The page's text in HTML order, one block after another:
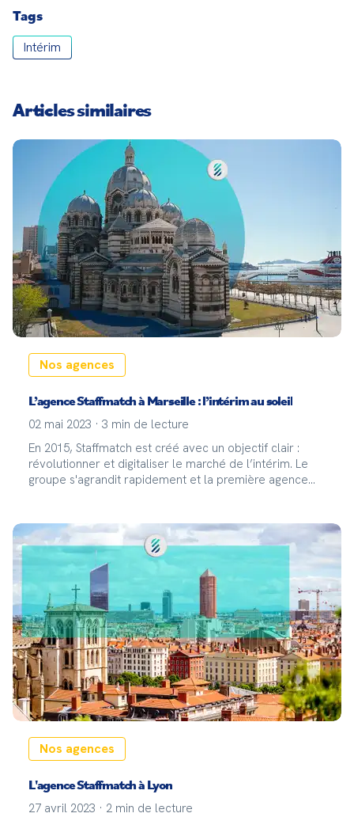
Tags
Intérim
Articles similaires
Nos agences
L’agence Staffmatch à Marseille : l’intérim au soleil
02 mai 2023 · 3 min de lecture
En 2015, Staffmatch est créé avec un objectif clair :
révolutionner et digitaliser le marché de l’intérim. Le
groupe s'agrandit rapidement et la première agence
portes à Marseille.
Nos agences
L'agence Staffmatch à Lyon
27 avril 2023 · 2 min de lecture